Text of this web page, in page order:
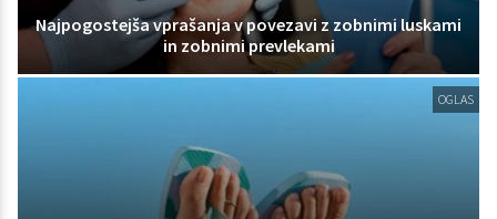
Najpogostejša vprašanja v povezavi z zobnimi luskami
in zobnimi prevlekami
OGLAS